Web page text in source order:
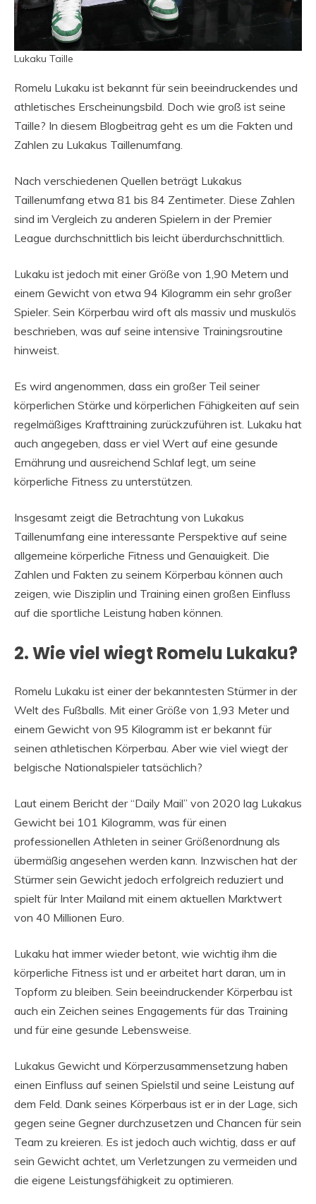
Lukaku Taille
Romelu Lukaku ist bekannt für sein beeindruckendes und
athletisches Erscheinungsbild. Doch wie groß ist seine
Taille? In diesem Blogbeitrag geht es um die Fakten und
Zahlen zu Lukakus Taillenumfang.
Nach verschiedenen Quellen beträgt Lukakus
Taillenumfang etwa 81 bis 84 Zentimeter. Diese Zahlen
sind im Vergleich zu anderen Spielern in der Premier
League durchschnittlich bis leicht überdurchschnittlich.
Lukaku ist jedoch mit einer Größe von 1,90 Metern und
einem Gewicht von etwa 94 Kilogramm ein sehr großer
Spieler. Sein Körperbau wird oft als massiv und muskulös
beschrieben, was auf seine intensive Trainingsroutine
hinweist.
Es wird angenommen, dass ein großer Teil seiner
körperlichen Stärke und körperlichen Fähigkeiten auf sein
regelmäßiges Krafttraining zurückzuführen ist. Lukaku hat
auch angegeben, dass er viel Wert auf eine gesunde
Ernährung und ausreichend Schlaf legt, um seine
körperliche Fitness zu unterstützen.
Insgesamt zeigt die Betrachtung von Lukakus
Taillenumfang eine interessante Perspektive auf seine
allgemeine körperliche Fitness und Genauigkeit. Die
Zahlen und Fakten zu seinem Körperbau können auch
zeigen, wie Disziplin und Training einen großen Einfluss
auf die sportliche Leistung haben können.
2. Wie viel wiegt Romelu Lukaku?
Romelu Lukaku ist einer der bekanntesten Stürmer in der
Welt des Fußballs. Mit einer Größe von 1,93 Meter und
einem Gewicht von 95 Kilogramm ist er bekannt für
seinen athletischen Körperbau. Aber wie viel wiegt der
belgische Nationalspieler tatsächlich?
Laut einem Bericht der “Daily Mail” von 2020 lag Lukakus
Gewicht bei 101 Kilogramm, was für einen
professionellen Athleten in seiner Größenordnung als
übermäßig angesehen werden kann. Inzwischen hat der
Stürmer sein Gewicht jedoch erfolgreich reduziert und
spielt für Inter Mailand mit einem aktuellen Marktwert
von 40 Millionen Euro.
Lukaku hat immer wieder betont, wie wichtig ihm die
körperliche Fitness ist und er arbeitet hart daran, um in
Topform zu bleiben. Sein beeindruckender Körperbau ist
auch ein Zeichen seines Engagements für das Training
und für eine gesunde Lebensweise.
Lukakus Gewicht und Körperzusammensetzung haben
einen Einfluss auf seinen Spielstil und seine Leistung auf
dem Feld. Dank seines Körperbaus ist er in der Lage, sich
gegen seine Gegner durchzusetzen und Chancen für sein
Team zu kreieren. Es ist jedoch auch wichtig, dass er auf
sein Gewicht achtet, um Verletzungen zu vermeiden und
die eigene Leistungsfähigkeit zu optimieren.